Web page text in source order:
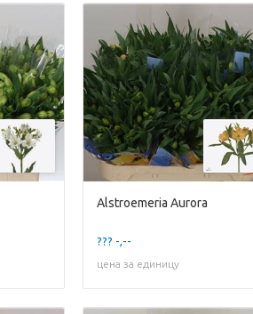
Alstroemeria Aurora
??? -,--
цена за единицу